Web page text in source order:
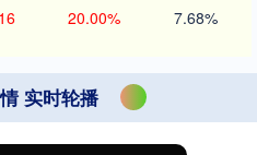
20.00% 7.68%
实时轮播